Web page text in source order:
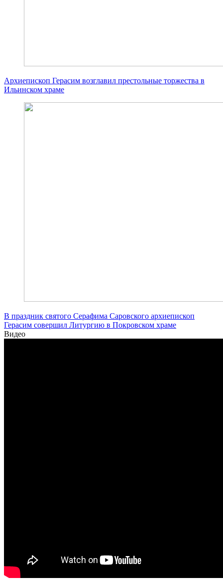
Архиепископ Герасим возглавил престольные торжества в
Ильинском храме
В праздник святого Серафима Саровского архиепископ
Герасим совершил Литургию в Покровском храме
Видео